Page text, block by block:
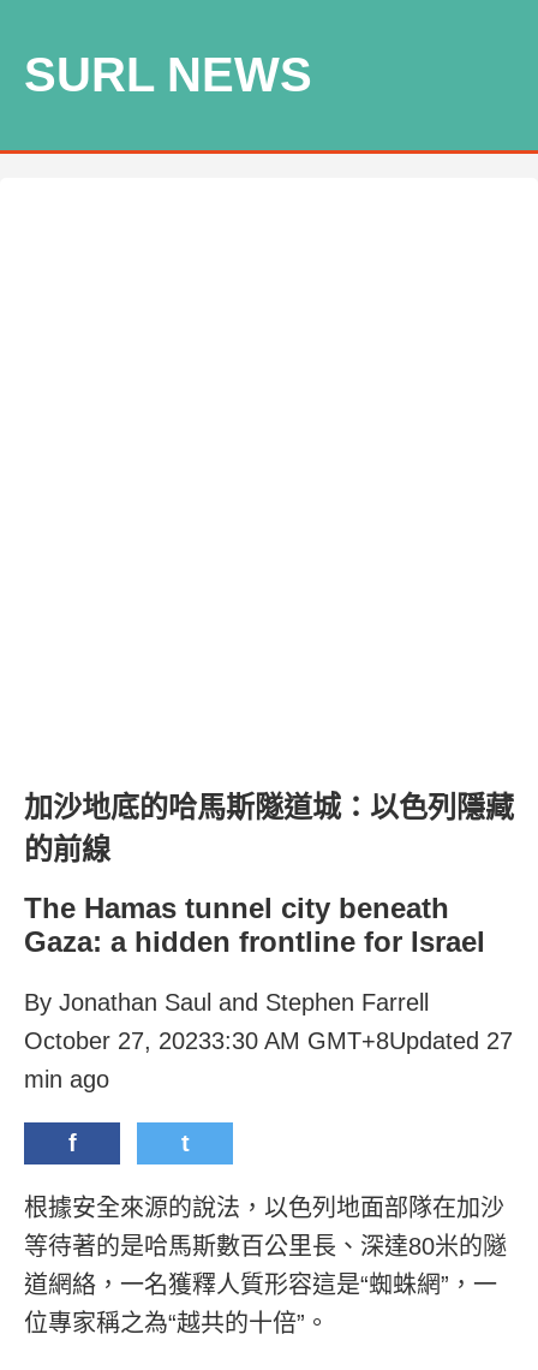
SURL NEWS
加沙地底的哈馬斯隧道城：以色列隱藏
的前線
The Hamas tunnel city beneath
Gaza: a hidden frontline for Israel
By Jonathan Saul and Stephen Farrell
October 27, 20233:30 AM GMT+8Updated 27
min ago
f t
根據安全來源的說法，以色列地面部隊在加沙
等待著的是哈馬斯數百公里長、深達80米的隧
道網絡，一名獲釋人質形容這是“蜘蛛網”，一
位專家稱之為“越共的十倍”。